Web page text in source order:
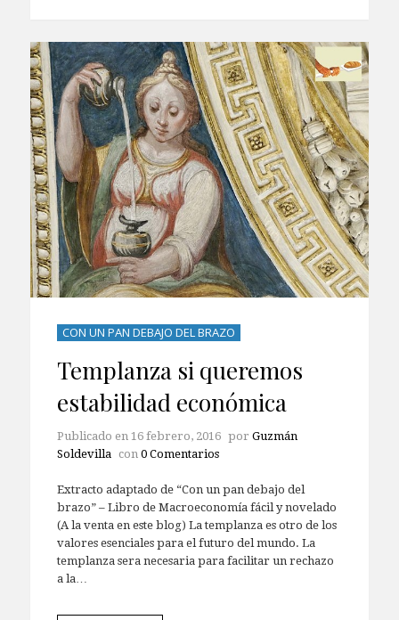
CON UN PAN DEBAJO DEL BRAZO
Templanza si queremos
estabilidad económica
Publicado en 16 febrero, 2016 por Guzmán
Soldevilla
con 0 Comentarios
Extracto adaptado de “Con un pan debajo del
brazo” – Libro de Macroeconomía fácil y novelado
(A la venta en este blog) La templanza es otro de los
valores esenciales para el futuro del mundo. La
templanza sera necesaria para facilitar un rechazo
a la…